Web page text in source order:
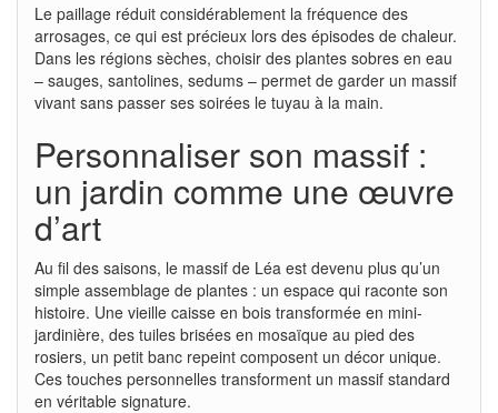
Le paillage réduit considérablement la fréquence des
arrosages, ce qui est précieux lors des épisodes de chaleur.
Dans les régions sèches, choisir des plantes sobres en eau
– sauges, santolines, sedums – permet de garder un massif
vivant sans passer ses soirées le tuyau à la main.
Personnaliser son massif :
un jardin comme une œuvre
d’art
Au fil des saisons, le massif de Léa est devenu plus qu’un
simple assemblage de plantes : un espace qui raconte son
histoire. Une vieille caisse en bois transformée en mini-
jardinière, des tuiles brisées en mosaïque au pied des
rosiers, un petit banc repeint composent un décor unique.
Ces touches personnelles transforment un massif standard
en véritable signature.